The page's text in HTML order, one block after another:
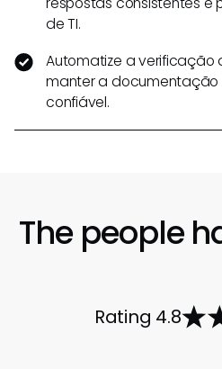
de TI.
Automatize a verificação
manter a documentação
confiável.
The people
Rating 4.8